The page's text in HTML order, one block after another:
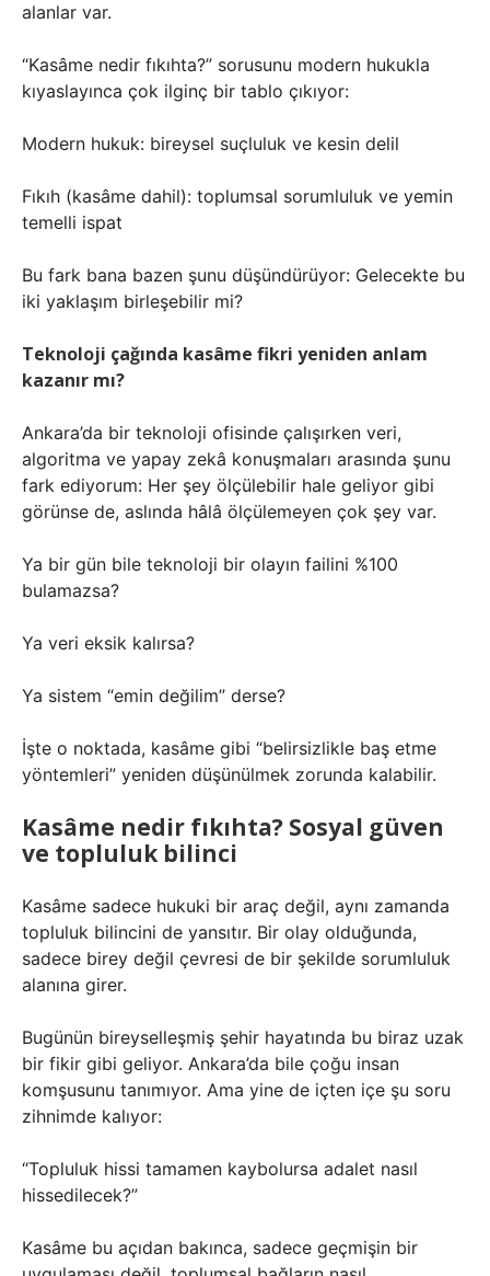
alanlar var.
“Kasâme nedir fıkıhta?” sorusunu modern hukukla
kıyaslayınca çok ilginç bir tablo çıkıyor:
Modern hukuk: bireysel suçluluk ve kesin delil
Fıkıh (kasâme dahil): toplumsal sorumluluk ve yemin
temelli ispat
Bu fark bana bazen şunu düşündürüyor: Gelecekte bu
iki yaklaşım birleşebilir mi?
Teknoloji çağında kasâme fikri yeniden anlam
kazanır mı?
Ankara’da bir teknoloji ofisinde çalışırken veri,
algoritma ve yapay zekâ konuşmaları arasında şunu
fark ediyorum: Her şey ölçülebilir hale geliyor gibi
görünse de, aslında hâlâ ölçülemeyen çok şey var.
Ya bir gün bile teknoloji bir olayın failini %100
bulamazsa?
Ya veri eksik kalırsa?
Ya sistem “emin değilim” derse?
İşte o noktada, kasâme gibi “belirsizlikle baş etme
yöntemleri” yeniden düşünülmek zorunda kalabilir.
Kasâme nedir fıkıhta? Sosyal güven
ve topluluk bilinci
Kasâme sadece hukuki bir araç değil, aynı zamanda
topluluk bilincini de yansıtır. Bir olay olduğunda,
sadece birey değil çevresi de bir şekilde sorumluluk
alanına girer.
Bugünün bireyselleşmiş şehir hayatında bu biraz uzak
bir fikir gibi geliyor. Ankara’da bile çoğu insan
komşusunu tanımıyor. Ama yine de içten içe şu soru
zihnimde kalıyor:
“Topluluk hissi tamamen kaybolursa adalet nasıl
hissedilecek?”
Kasâme bu açıdan bakınca, sadece geçmişin bir